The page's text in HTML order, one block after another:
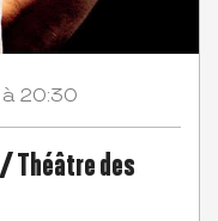
à 20:30
Théâtre des